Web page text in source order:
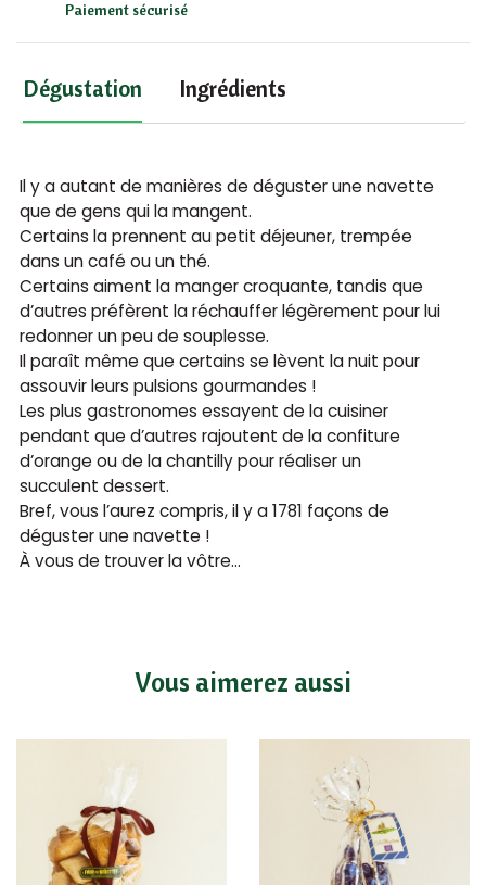
Paiement sécurisé
Dégustation Ingrédients
Il y a autant de manières de déguster une navette
que de gens qui la mangent.
Certains la prennent au petit déjeuner, trempée
dans un café ou un thé.
Certains aiment la manger croquante, tandis que
d’autres préfèrent la réchauffer légèrement pour lui
redonner un peu de souplesse.
Il paraît même que certains se lèvent la nuit pour
assouvir leurs pulsions gourmandes !
Les plus gastronomes essayent de la cuisiner
pendant que d’autres rajoutent de la confiture
d’orange ou de la chantilly pour réaliser un
succulent dessert.
Bref, vous l’aurez compris, il y a 1781 façons de
déguster une navette !
À vous de trouver la vôtre…
Vous aimerez aussi